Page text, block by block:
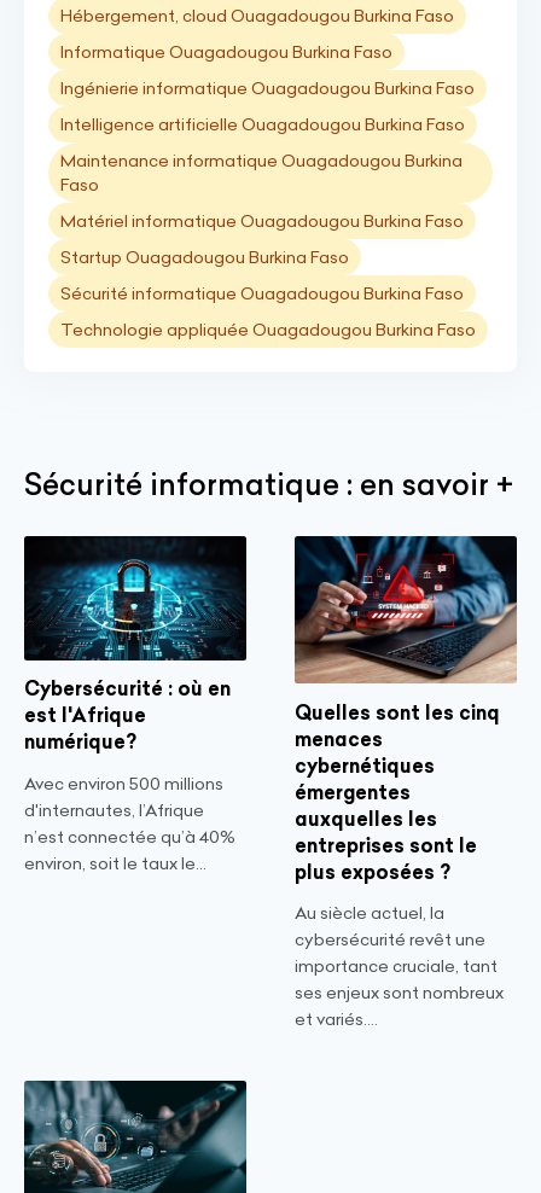
Hébergement, cloud Ouagadougou Burkina Faso
Informatique Ouagadougou Burkina Faso
Ingénierie informatique Ouagadougou Burkina Faso
Intelligence artificielle Ouagadougou Burkina Faso
Maintenance informatique Ouagadougou Burkina
Faso
Matériel informatique Ouagadougou Burkina Faso
Startup Ouagadougou Burkina Faso
Sécurité informatique Ouagadougou Burkina Faso
Technologie appliquée Ouagadougou Burkina Faso
Sécurité informatique : en savoir +
Cybersécurité : où en
est l'Afrique
numérique?
Avec environ 500 millions
d'internautes, l’Afrique
n’est connectée qu’à 40%
environ, soit le taux le...
Quelles sont les cinq
menaces
cybernétiques
émergentes
auxquelles les
entreprises sont le
plus exposées ?
Au siècle actuel, la
cybersécurité revêt une
importance cruciale, tant
ses enjeux sont nombreux
et variés....